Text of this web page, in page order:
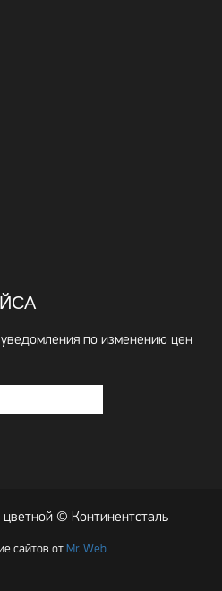
по изменению цен
© Континентсталь
сайтов отMr. Web